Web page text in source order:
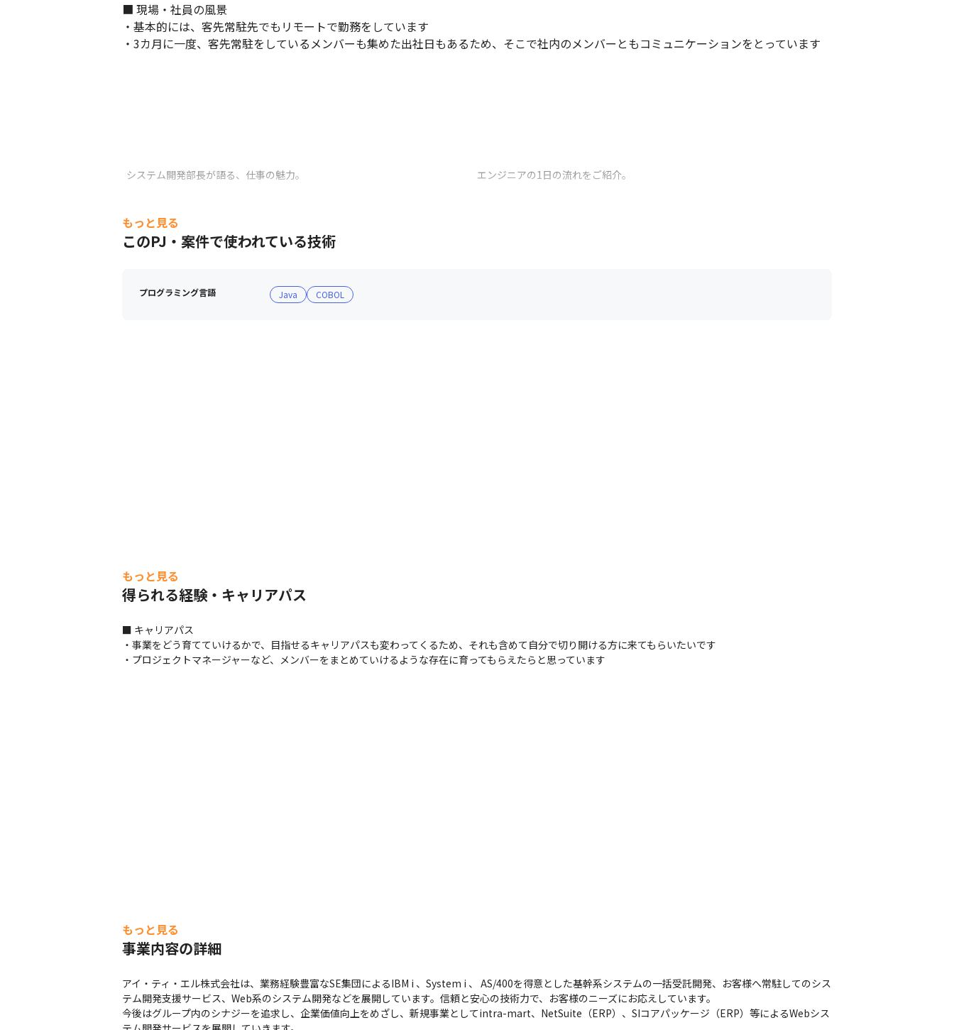
■ 現場・社員の風景
・基本的には、客先常駐先でもリモートで勤務をしています
・3カ月に一度、客先常駐をしているメンバーも集めた出社日もあるため、そこで社内のメンバーともコミュニケーションをとっています
システム開発部長が語る、仕事の魅力。 エンジニアの1日の流れをご紹介。
もっと見る
このPJ・案件で使われている技術
プログラミング言語 Java COBOL
もっと見る
得られる経験・キャリアパス
■ キャリアパス
・事業をどう育てていけるかで、目指せるキャリアパスも変わってくるため、それも含めて自分で切り開ける方に来てもらいたいです
・プロジェクトマネージャーなど、メンバーをまとめていけるような存在に育ってもらえたらと思っています
もっと見る
事業内容の詳細
アイ・ティ・エル株式会社は、業務経験豊富なSE集団によるIBM i 、System i 、 AS/400を得意とした基幹系システムの一括受託開発、お客様へ常駐してのシス
テム開発支援サービス、Web系のシステム開発などを展開しています。信頼と安心の技術力で、お客様のニーズにお応えしています。
今後はグループ内のシナジーを追求し、企業価値向上をめざし、新規事業としてintra-mart、NetSuite（ERP）、SIコアパッケージ（ERP）等によるWebシス